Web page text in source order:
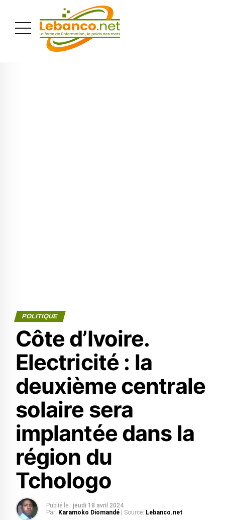
POLITIQUE
Côte d’Ivoire.
Electricité : la
deuxième centrale
solaire sera
implantée dans la
région du
Tchologo
Publié le : jeudi 18 avril 2024
Par: Karamoko Diomandé | Source: Lebanco.net